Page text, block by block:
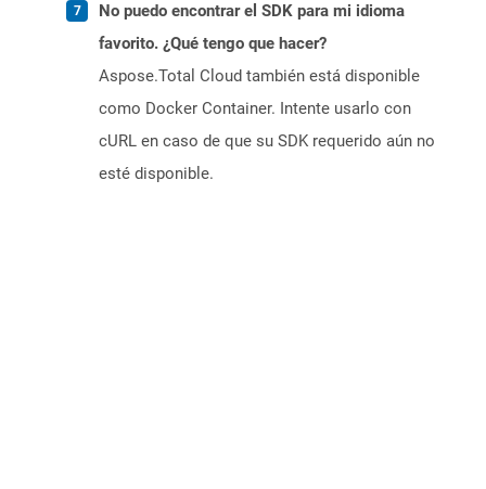
No puedo encontrar el SDK para mi idioma
favorito. ¿Qué tengo que hacer?
Aspose.Total Cloud también está disponible
como Docker Container. Intente usarlo con
cURL en caso de que su SDK requerido aún no
esté disponible.